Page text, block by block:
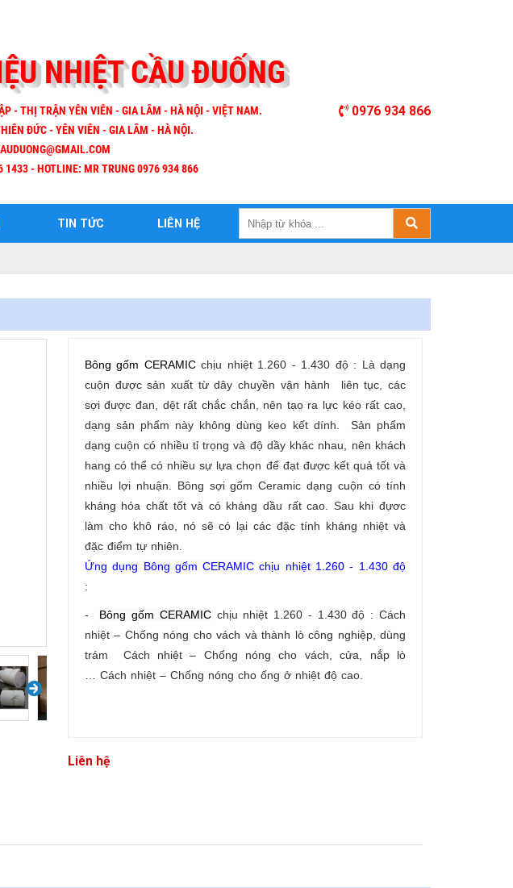
NHIỆT CẦU ĐUỐNG
- THỊ TRẬN YÊN VIÊN - GIA LÂM - HÀ NỘI - VIỆT NAM.
ĐỨC - YÊN VIÊN - GIA LÂM - HÀ NỘI.
- HOTLINE: MR TRUNG 0976 934 866
0976 934 866
TIN TỨC LIÊN HỆ
Bông gốm CERAMICchịu nhiệt 1.260 - 1.430 độ : Là dạng
cuộn được sản xuất từ dây chuyền vận hành liên tục, các
sợi được đan, dệt rất chắc chắn, nên tạo ra lực kéo rất cao,
dạng sản phẩm này không dùng keo kết dính. Sản phẩm
dạng cuộn có nhiều tỉ trọng và độ dầy khác nhau, nên khách
hang có thể có nhiều sự lựa chọn để đạt được kết quả tốt và
nhiều lợi nhuận. Bông sợi gốm Ceramic dạng cuộn có tính
kháng hóa chất tốt và có kháng dầu rất cao. Sau khi đựơc
làm cho khô ráo, nó sẽ có lại các đặc tính kháng nhiệt và
đặc điểm tự nhiên.
Ứng dụng Bông gốm CERAMIC chịu nhiệt 1.260 - 1.430 độ
:
- Bông gốm CERAMICchịu nhiệt 1.260 - 1.430 độ :Cách
nhiệt – Chống nóng cho vách và thành lò công nghiệp, dùng
trám Cách nhiệt – Chống nóng cho vách, cửa, nắp lò
… Cách nhiệt – Chống nóng cho ống ở nhiệt độ cao.
Liên hệ